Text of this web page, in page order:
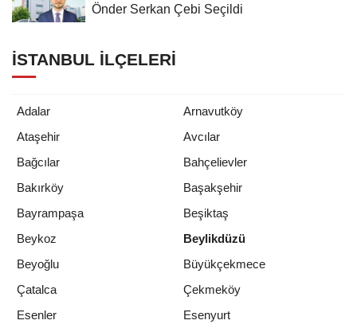
Önder Serkan Çebi Seçildi
İSTANBUL İLÇELERI
Adalar
Arnavutköy
Ataşehir
Avcılar
Bağcılar
Bahçelievler
Bakırköy
Başakşehir
Bayrampaşa
Beşiktaş
Beykoz
Beylikdüzü
Beyoğlu
Büyükçekmece
Çatalca
Çekmeköy
Esenler
Esenyurt